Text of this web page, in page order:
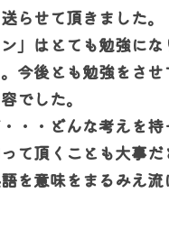
らせて頂きました
」はとても勉強に
今後とも勉強をさせ
でした。
・・どんな考えを
て頂くことも大事
を意味をまるみえ